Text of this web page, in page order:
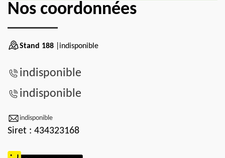
Nos coordonnées
Stand 188 |indisponible
indisponible
indisponible
indisponible
Siret : 434323168